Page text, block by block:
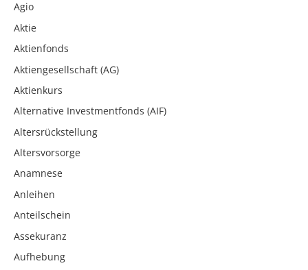
Agio
Aktie
Aktienfonds
Aktiengesellschaft (AG)
Aktienkurs
Alternative Investmentfonds (AIF)
Altersrückstellung
Altersvorsorge
Anamnese
Anleihen
Anteilschein
Assekuranz
Aufhebung